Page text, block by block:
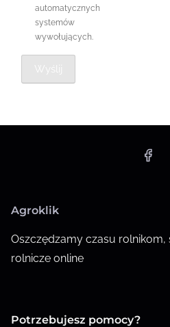
automatycznych
systemów
wywołujących.
Agroklik
Oszczędzamy czasu
rolnicze online
Potrzebujesz pomocy?